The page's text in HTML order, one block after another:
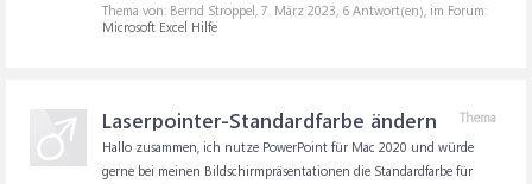
Thema von: Bernd Stroppel, 7. März 2023, 6 Antwort(en), im Forum:
Microsoft Excel Hilfe
Thema
Laserpointer-Standardfarbe ändern
Hallo zusammen, ich nutze PowerPoint für Mac 2020 und würde
gerne bei meinen Bildschirmpräsentationen die Standardfarbe für